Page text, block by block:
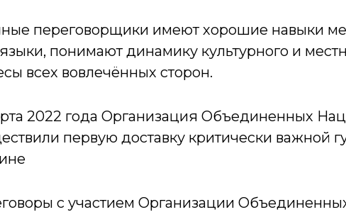
переговорщики имеют хорошие навыки
понимают динамику культурного и
всех вовлечённых сторон.
2022 года Организация Объединенных
первую доставку критически важной
с участием Организации